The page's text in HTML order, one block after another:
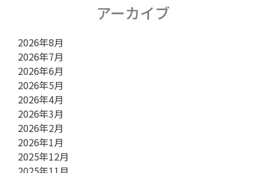
アーカイブ
2026年8月
2026年7月
2026年6月
2026年5月
2026年4月
2026年3月
2026年2月
2026年1月
2025年12月